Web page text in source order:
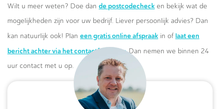
Wilt u meer weten? Doe dan de postcodecheck en bekijk wat de
mogelijkheden zijn voor uw bedrijf. Liever persoonlijk advies? Dan
kan natuurlijk ook! Plan een gratis online afspraak in of laat een
bericht achter via het contactformulier.Dan nemen we binnen 24
uur contact met u op.